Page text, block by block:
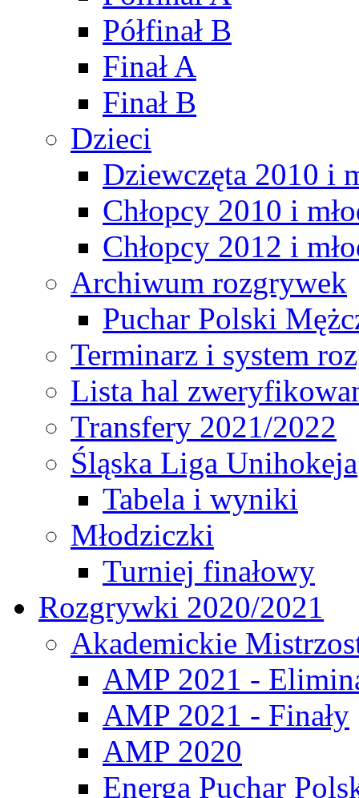
Półfinał B
Finał A
Finał B
Dzieci
Dziewczęta 2010 i
Chłopcy 2010 i
Chłopcy 2012 i
Archiwum rozgrywek
Puchar Polski
Terminarz i system
Lista hal
Transfery 2021/2022
Śląska Liga Unihokeja
Tabela i wyniki
Młodziczki
Turniej finałowy
Rozgrywki 2020/2021
Akademickie
AMP 2021 -
AMP 2021 - Finały
AMP 2020
Energa Puchar